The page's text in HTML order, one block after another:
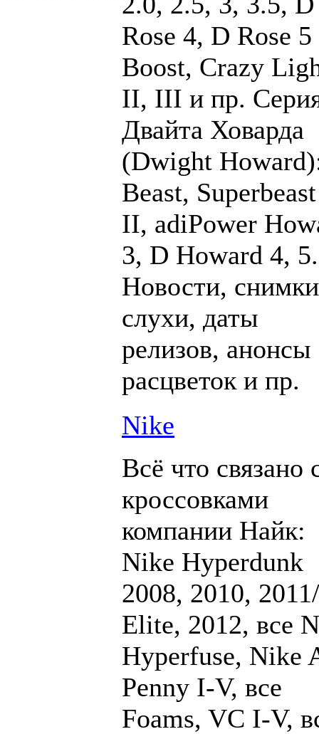
Rose 4, D Rose 5
Boost, Crazy
II, III и пр.
Двайта Ховарда
(Dwight
Beast,
II, adiPower
3, D Howard 4, 5.
Новости,
слухи, даты
релизов, анонсы
расцветок и пр.
Nike
Всё что связано
кроссовками
компании Найк:
Nike Hyperdunk
2008, 2010, 2011/
Elite, 2012, все
Hyperfuse, Nike
Penny I-V, все
Foams, VC I-V,